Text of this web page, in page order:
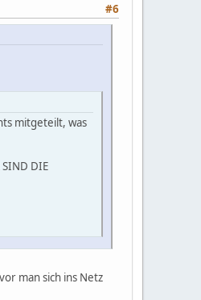
#6
mitgeteilt, was
DIE
man sich ins Netz